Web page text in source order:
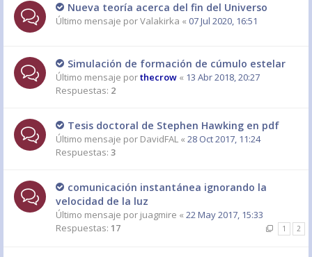
Nueva teoría acerca del fin del Universo
Último mensaje porValakirka « 07 Jul 2020, 16:51
Simulación de formación de cúmulo estelar
Último mensaje porthecrow « 13 Abr 2018, 20:27
Respuestas: 2
Tesis doctoral de Stephen Hawking en pdf
Último mensaje por DavidFAL « 28 Oct 2017, 11:24
Respuestas: 3
comunicación instantánea ignorando la
velocidad de la luz
Último mensaje por juagmire « 22 May 2017, 15:33
Respuestas: 17 1 2